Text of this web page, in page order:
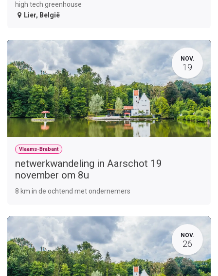
high tech greenhouse
Lier, België
NOV.
19
Vlaams-Brabant
netwerkwandeling in Aarschot 19
november om 8u
8 km in de ochtend met ondernemers
NOV.
26